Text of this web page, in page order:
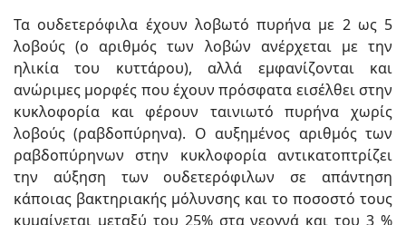
Τα ουδετερόφιλα έχουν λοβωτό πυρήνα με 2 ως 5
λοβούς (ο αριθμός των λοβών ανέρχεται με την
ηλικία του κυττάρου), αλλά εμφανίζονται και
ανώριμες μορφές που έχουν πρόσφατα εισέλθει στην
κυκλοφορία και φέρουν ταινιωτό πυρήνα χωρίς
λοβούς (ραβδοπύρηνα). Ο αυξημένος αριθμός των
ραβδοπύρηνων στην κυκλοφορία αντικατοπτρίζει
την αύξηση των ουδετερόφιλων σε απάντηση
κάποιας βακτηριακής μόλυνσης και το ποσοστό τους
κυμαίνεται μεταξύ του 25% στα νεογνά και του 3 %